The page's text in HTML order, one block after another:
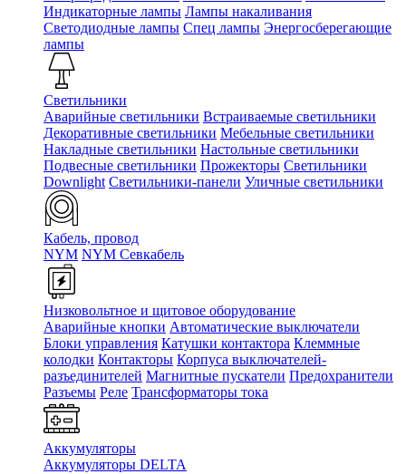
Индикаторные лампы Лампы накаливания
Светодиодные лампы Спец лампы Энергосберегающие
лампы
Светильники
Аварийные светильники Встраиваемые светильники
Декоративные светильники Мебельные светильники
Накладные светильники Настольные светильники
Подвесные светильники Прожекторы Светильники
Downlight Светильники-панели Уличные светильники
Кабель, провод
NYM NYM Севкабель
Низковольтное и щитовое оборудование
Аварийные кнопки Автоматические выключатели
Блоки управления Катушки контактора Клеммные
колодки Контакторы Корпуса выключателей-
разъединителей Магнитные пускатели Предохранители
Разъемы Реле Трансформаторы тока
Аккумуляторы
Аккумуляторы DELTA